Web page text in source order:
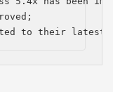
to their latest